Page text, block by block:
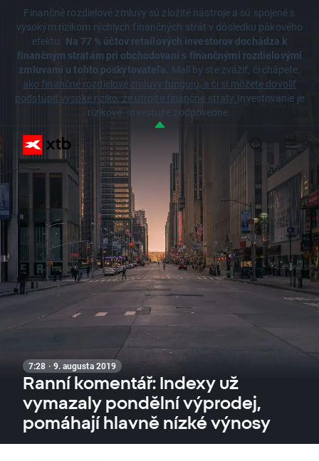
Finančné rozdielové zmluvy sú zložité nástroje a sú spojené s
vysokým rizikom rýchlych finančných strát v dôsledku pákového
efektu. Na 77 % účtov retailových investorov dochádza k
finančným stratám pri obchodovaní s finančnými rozdielovými
zmluvami u tohto poskytovateľa. Mali by ste zvážiť, či chápete,
ako finančné rozdielové zmluvy fungujú, a či si môžete dovoliť
podstúpiť vysoké riziko, že utrpíte finančné straty.Investovanie je
rizikové. Investujte zodpovedne.
7:28 · 9. augusta 2019
Ranní komentář: Indexy už
vymazaly pondělní výprodej,
pomáhají hlavně nízké výnosy